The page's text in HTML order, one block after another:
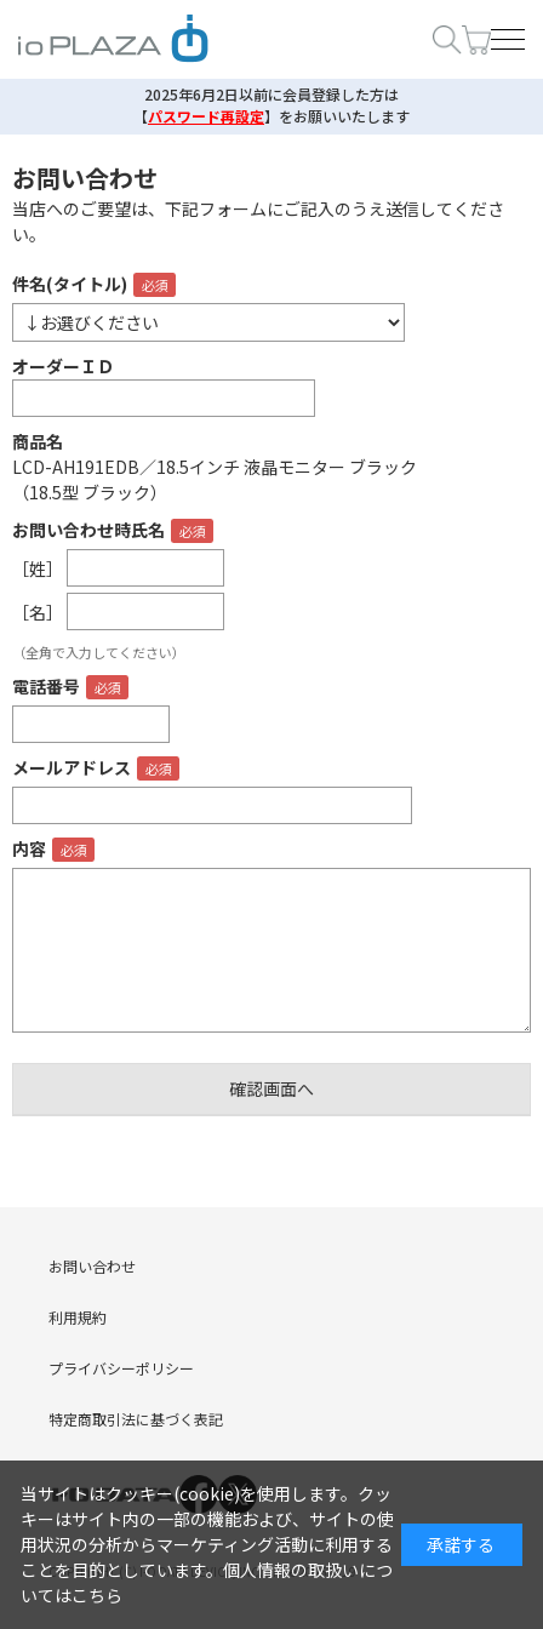
2025年6月2日以前に会員登録した方は
【パスワード再設定】 をお願いいたします
お問い合わせ
当店へのご要望は、下記フォームにご記入のうえ送信してくださ
い。
件名(タイトル)
オーダーＩＤ
商品名
LCD-AH191EDB／18.5インチ 液晶モニター ブラック
（18.5型 ブラック）
お問い合わせ時氏名
［姓］
［名］
（全角で入力してください）
電話番号
メールアドレス
内容
お問い合わせ
利用規約
プライバシーポリシー
特定商取引法に基づく表記
COPYRIGHT (C) I-O DATA DEVICE, INC. Since 2005.9.19
当サイトはクッキー(cookie)を使用します。クッ
キーはサイト内の一部の機能および、サイトの使
用状況の分析からマーケティング活動に利用する
ことを目的としています。個人情報の取扱いにつ
いてはこちら
承諾する